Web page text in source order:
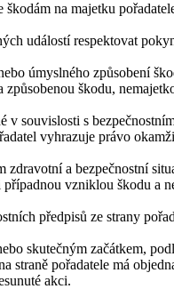
na majetku
událostí respektovat
úmyslného způsobení
škodu,
souvislosti s
vyhrazuje právo
a bezpečnostní
vzniklou škodu a
předpisů ze strany
skutečným začátkem,
straně pořadatele má
akci.